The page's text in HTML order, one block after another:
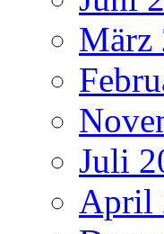
März
Juli
April